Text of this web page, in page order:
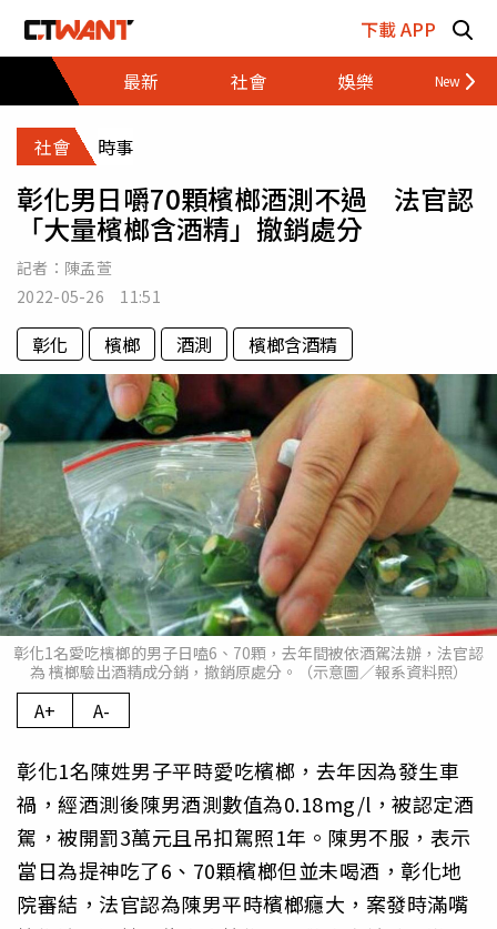
下載 APP
最新
社會 娛樂 財經
社會 時事
彰化男日嚼70顆檳榔酒測不過 法官認
「大量檳榔含酒精」撤銷處分
記者： 陳孟萱
2022-05-26 11:51
彰化 檳榔 酒測 檳榔含酒精
彰化1名愛吃檳榔的男子日嗑6、70顆，去年間被依酒駕法辦，法官認
為 檳榔驗出酒精成分銷，撤銷原處分。（示意圖／報系資料照）
A+ A-
彰化1名陳姓男子平時愛吃檳榔，去年因為發生車
禍，經酒測後陳男酒測數值為0.18mg/l，被認定酒
駕，被開罰3萬元且吊扣駕照1年。陳男不服，表示
當日為提神吃了6、70顆檳榔但並未喝酒，彰化地
院審結，法官認為陳男平時檳榔癮大，案發時滿嘴